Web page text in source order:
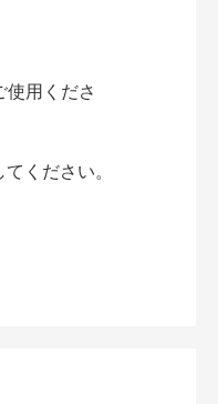
用くださ
ください。